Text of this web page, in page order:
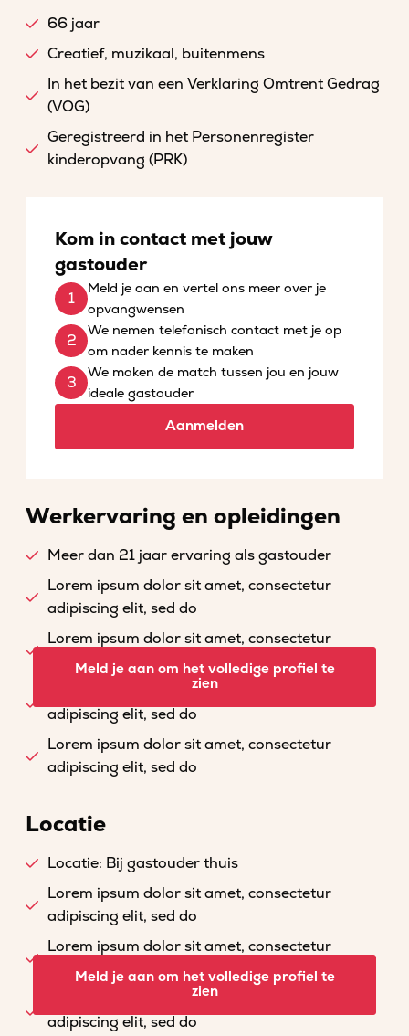
66 jaar
Creatief, muzikaal, buitenmens
In het bezit van een Verklaring Omtrent Gedrag
(VOG)
Geregistreerd in het Personenregister
kinderopvang (PRK)
Kom in contact met jouw
gastouder
Meld je aan en vertel ons meer over je
opvangwensen
We nemen telefonisch contact met je op
om nader kennis te maken
We maken de match tussen jou en jouw
ideale gastouder
Aanmelden
Werkervaring en opleidingen
Meer dan 21 jaar ervaring als gastouder
Lorem ipsum dolor sit amet, consectetur
adipiscing elit, sed do
Lorem ipsum dolor sit amet, consectetur
adipiscing elit, sed do
Lorem ipsum dolor sit amet, consectetur
adipiscing elit, sed do
Lorem ipsum dolor sit amet, consectetur
adipiscing elit, sed do
Meld je aan om het volledige profiel te
zien
Locatie
Locatie: Bij gastouder thuis
Lorem ipsum dolor sit amet, consectetur
adipiscing elit, sed do
Lorem ipsum dolor sit amet, consectetur
adipiscing elit, sed do
Lorem ipsum dolor sit amet, consectetur
adipiscing elit, sed do
Meld je aan om het volledige profiel te
zien